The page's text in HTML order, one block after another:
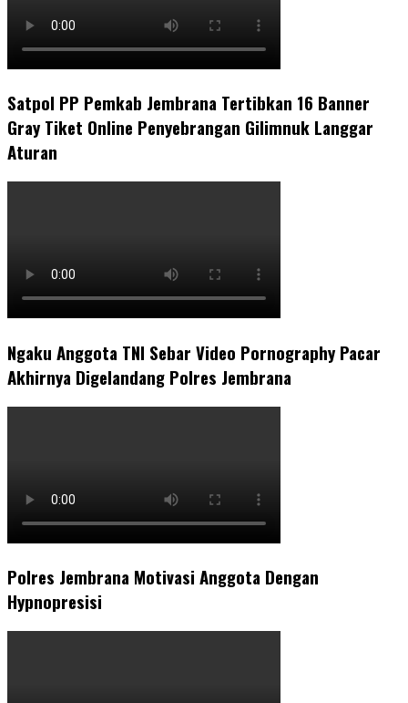
Satpol PP Pemkab Jembrana Tertibkan 16 Banner
Gray Tiket Online Penyebrangan Gilimnuk Langgar
Aturan
Ngaku Anggota TNI Sebar Video Pornography Pacar
Akhirnya Digelandang Polres Jembrana
Polres Jembrana Motivasi Anggota Dengan
Hypnopresisi